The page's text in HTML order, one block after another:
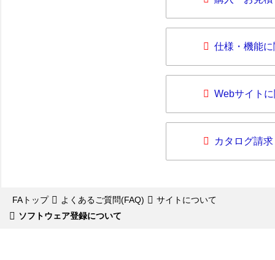
仕様・機能
Webサイト
カタログ請求
FAトップ よくあるご質問(FAQ)
サイトについて
ソフトウェア登録について